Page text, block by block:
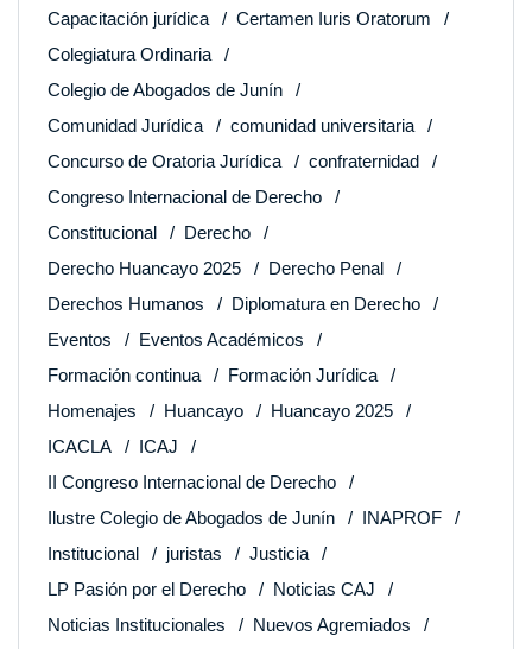
Capacitación jurídica
Certamen Iuris Oratorum
Colegiatura Ordinaria
Colegio de Abogados de Junín
Comunidad Jurídica
comunidad universitaria
Concurso de Oratoria Jurídica
confraternidad
Congreso Internacional de Derecho
Constitucional
Derecho
Derecho Huancayo 2025
Derecho Penal
Derechos Humanos
Diplomatura en Derecho
Eventos
Eventos Académicos
Formación continua
Formación Jurídica
Homenajes
Huancayo
Huancayo 2025
ICACLA
ICAJ
II Congreso Internacional de Derecho
Ilustre Colegio de Abogados de Junín
INAPROF
Institucional
juristas
Justicia
LP Pasión por el Derecho
Noticias CAJ
Noticias Institucionales
Nuevos Agremiados